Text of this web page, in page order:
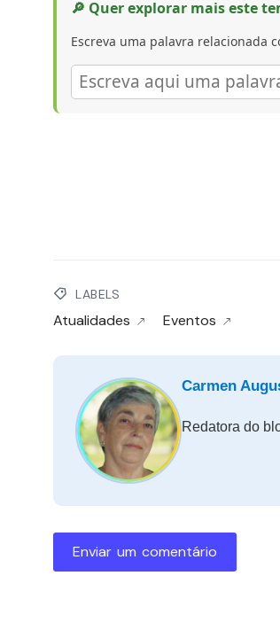
🔎 Quer explorar mais este
Escreva uma palavra relacionada
LABELS
Atualidades Eventos
Carmen
Redatora do
Enviar um comentário